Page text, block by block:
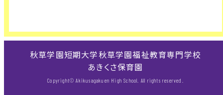
秋草学園短期大学秋草学園福祉教育専門学校
あきくさ保育園
Copyright© Akikusagakuen High School. All rights reserved.